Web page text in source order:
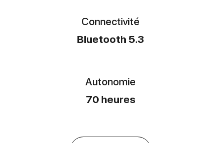
Connectivité
Bluetooth 5.3
Autonomie
70 heures